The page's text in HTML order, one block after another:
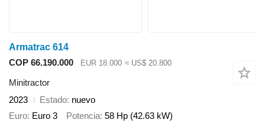
Armatrac 614
COP 66.190.000
EUR 18.000 ≈ US$ 20.800
Minitractor
2023
Estado nuevo
Euro Euro 3 Potencia 58 Hp (42.63 kW)